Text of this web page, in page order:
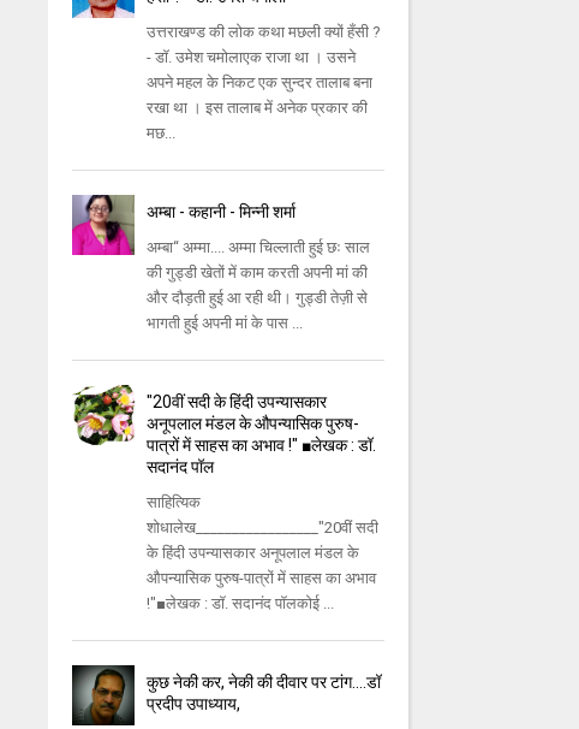
उत्तराखण्ड की लोक कथा मछली क्यों हँसी ?
- डॉ. उमेश चमोलाएक राजा था । उसने
अपने महल के निकट एक सुन्दर तालाब बना
रखा था । इस तालाब में अनेक प्रकार की
मछ...
अम्बा - कहानी - मिन्नी शर्मा
अम्बा“ अम्मा.... अम्मा चिल्लाती हुई छः साल
की गुड्डी खेतों में काम करती अपनी मां की
और दौड़ती हुई आ रही थी। गुड्डी तेज़ी से
भागती हुई अपनी मां के पास ...
"20वीं सदी के हिंदी उपन्यासकार
अनूपलाल मंडल के औपन्यासिक पुरुष-
पात्रों में साहस का अभाव !" ■लेखक : डॉ.
सदानंद पॉल
साहित्यिक
शोधालेख_________________"20वीं सदी
के हिंदी उपन्यासकार अनूपलाल मंडल के
औपन्यासिक पुरुष-पात्रों में साहस का अभाव
!"■लेखक : डॉ. सदानंद पॉलकोई ...
कुछ नेकी कर, नेकी की दीवार पर टांग….डॉ
प्रदीप उपाध्याय,